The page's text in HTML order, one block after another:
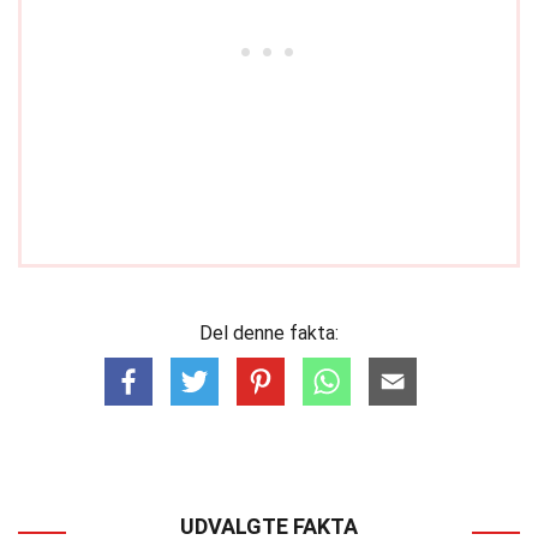
Del denne fakta:
UDVALGTE FAKTA